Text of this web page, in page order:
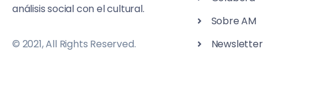
análisis social con el cultural.
© 2021, All Rights Reserved.
Sobre AM
Newsletter